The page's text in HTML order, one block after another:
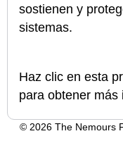
sostienen y
sistemas.
Haz clic en esta
para obtener más
© 2026 The Nemours